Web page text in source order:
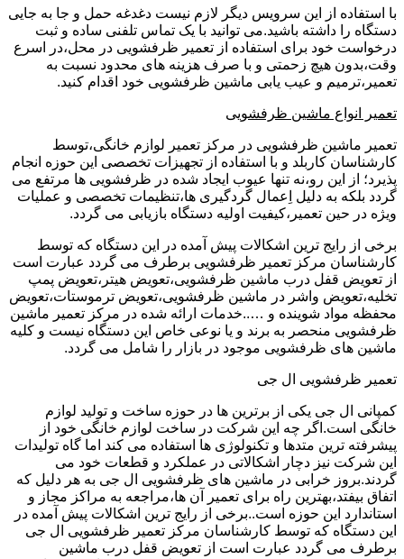
با استفاده از این سرویس دیگر لازم نیست دغدغه حمل و جا به جایی
دستگاه را داشته باشید.می توانید با یک تماس تلفنی ساده و ثبت
درخواست خود برای استفاده از تعمیر ظرفشویی در محل،در اسرع
وقت،بدون هیچ زحمتی و با صرف هزینه های محدود نسبت به
تعمیر،ترمیم و عیب یابی ماشین ظرفشویی خود اقدام کنید.
تعمیر انواع ماشین ظرفشویی
تعمیر ماشین ظرفشویی در مرکز تعمیر لوازم خانگی،توسط
کارشناسان کاربلد و با استفاده از تجهیزات تخصصی این حوزه انجام
پذیرد؛ از این رو،نه تنها عیوب ایجاد شده در ظرفشویی ها مرتفع می
گردد بلکه به دلیل اِعمال گردگیری ها،تنظیمات تخصصی و عملیات
ویژه در حین تعمیر،کیفیت اولیه دستگاه بازیابی می گردد.
برخی از رایج ترین اشکالات پیش آمده در این دستگاه که توسط
کارشناسان مرکز تعمیر ظرفشویی برطرف می گردد عبارت است
از تعویض قفل درب ماشین ظرفشویی،تعویض هیتر،تعویض پمپ
تخلیه،تعویض واشر در ماشین ظرفشویی،تعویض ترموستات،تعویض
محفظه مواد شوینده و …..خدمات ارائه شده در مرکز تعمیر ماشین
ظرفشویی منحصر به برند و یا نوعی خاص این دستگاه نیست و کلیه
ماشین های ظرفشویی موجود در بازار را شامل می گردد.
تعمیر ظرفشویی ال جی
کمپانی ال جی یکی از برترین ها در حوزه ساخت و تولید لوازم
خانگی است.اگر چه این شرکت در ساخت لوازم خانگی خود از
پیشرفته ترین متدها و تکنولوژی ها استفاده می کند اما گاه تولیدات
این شرکت نیز دچار اشکالاتی در عملکرد و قطعات خود می
گردند.بروز خرابی در ماشین های ظرفشویی ال جی به هر دلیل که
اتفاق بیفتد،بهترین راه برای تعمیر آن ها،مراجعه به مراکز مجاز و
استاندارد این حوزه است..برخی از رایج ترین اشکالات پیش آمده در
این دستگاه که توسط کارشناسان مرکز تعمیر ظرفشویی ال جی
برطرف می گردد عبارت است از تعویض قفل درب ماشین